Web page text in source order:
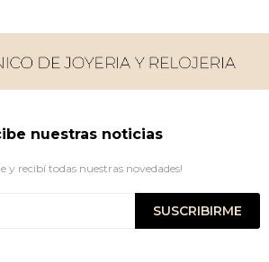
nuestras noticias
y recibí todas nuestras novedades!
SUSCRIBIRME